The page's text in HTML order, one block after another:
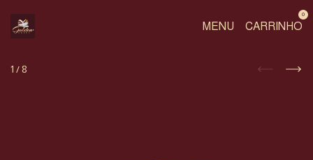
MENU CARRINHO
0
1 /8